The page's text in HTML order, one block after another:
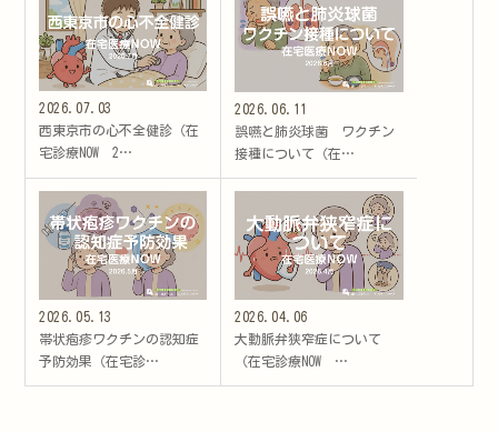
2026.07.03
西東京市の心不全健診（在
宅診療NOW 2…
2026.06.11
誤嚥と肺炎球菌 ワクチン
接種について（在…
2026.05.13
帯状疱疹ワクチンの認知症
予防効果（在宅診…
2026.04.06
大動脈弁狭窄症について
（在宅診療NOW …